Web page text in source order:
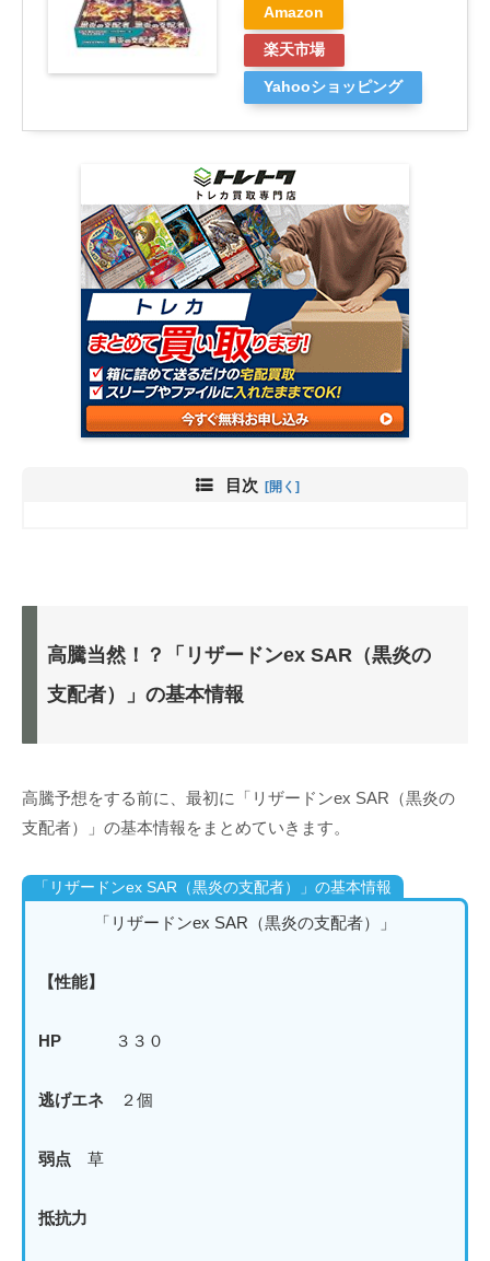
Amazon
楽天市場
Yahooショッピング
目次
高騰当然！？「リザードンex SAR（黒炎の
支配者）」の基本情報
高騰予想をする前に、最初に「リザードンex SAR（黒炎の
支配者）」の基本情報をまとめていきます。
「リザードンex SAR（黒炎の支配者）」の基本情報
「リザードンex SAR（黒炎の支配者）」
【性能】
HP ３３０
逃げエネ ２個
弱点 草
抵抗力